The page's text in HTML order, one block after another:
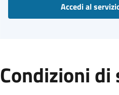
Accedi al
Condizioni di